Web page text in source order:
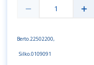
Berto.22502200,
Silko.0109091